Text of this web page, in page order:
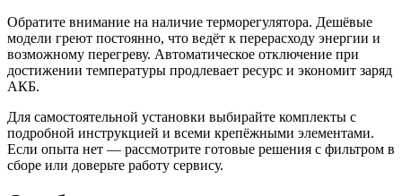
Обратите внимание на наличие терморегулятора. Дешёвые
модели греют постоянно, что ведёт к перерасходу энергии и
возможному перегреву. Автоматическое отключение при
достижении температуры продлевает ресурс и экономит заряд
АКБ.
Для самостоятельной установки выбирайте комплекты с
подробной инструкцией и всеми крепёжными элементами.
Если опыта нет — рассмотрите готовые решения с фильтром в
сборе или доверьте работу сервису.